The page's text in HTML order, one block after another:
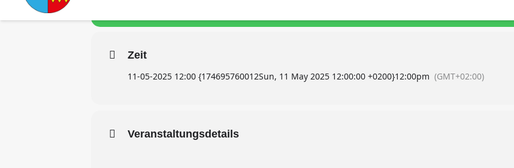
Zeit
11-05-2025 12:00 {174695760012Sun, 11 May 2025 12:00:00 +0200}12:00pm (GMT+02:00)
Veranstaltungsdetails